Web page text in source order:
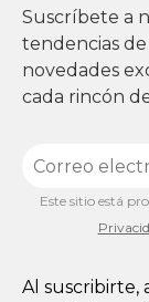
Suscríbete a
tendencias
novedades
cada rincón
Este sitio está
Al suscribirte,